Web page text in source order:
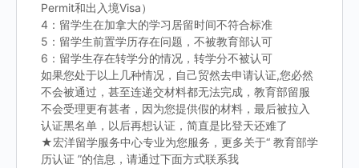
Permit和出入境Visa）
4：留学生在加拿大的学习居留时间不符合标准
5：留学生前置学历存在问题，不被教育部认可
6：留学生存在转学分的情况，转学分不被认可
如果您处于以上几种情况，自己贸然去申请认证,您必然
不会被通过，甚至连递交材料都无法完成，教育部留服
不会受理更有甚者，因为您提供假的材料，最后被拉入
认证黑名单，以后再想认证，简直是比登天还难了
★宏洋留学服务中心专业为您服务，更多关于“ 教育部学
历认证 ”的信息，请通过下面方式联系我